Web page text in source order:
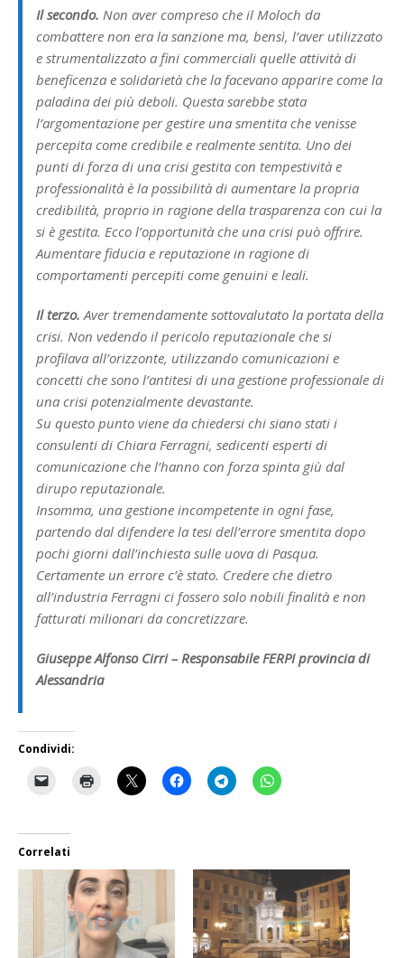
Il secondo. Non aver compreso che il Moloch da
combattere non era la sanzione ma, bensì, l’aver utilizzato
e strumentalizzato a fini commerciali quelle attività di
beneficenza e solidarietà che la facevano apparire come la
paladina dei più deboli. Questa sarebbe stata
l’argomentazione per gestire una smentita che venisse
percepita come credibile e realmente sentita. Uno dei
punti di forza di una crisi gestita con tempestività e
professionalità è la possibilità di aumentare la propria
credibilità, proprio in ragione della trasparenza con cui la
si è gestita. Ecco l’opportunità che una crisi può offrire.
Aumentare fiducia e reputazione in ragione di
comportamenti percepiti come genuini e leali.
Il terzo. Aver tremendamente sottovalutato la portata della
crisi. Non vedendo il pericolo reputazionale che si
profilava all’orizzonte, utilizzando comunicazioni e
concetti che sono l’antitesi di una gestione professionale di
una crisi potenzialmente devastante.
Su questo punto viene da chiedersi chi siano stati i
consulenti di Chiara Ferragni, sedicenti esperti di
comunicazione che l’hanno con forza spinta giù dal
dirupo reputazionale.
Insomma, una gestione incompetente in ogni fase,
partendo dal difendere la tesi dell’errore smentita dopo
pochi giorni dall’inchiesta sulle uova di Pasqua.
Certamente un errore c’è stato. Credere che dietro
all’industria Ferragni ci fossero solo nobili finalità e non
fatturati milionari da concretizzare.
Giuseppe Alfonso Cirri – Responsabile FERPI provincia di
Alessandria
Condividi:
Correlati